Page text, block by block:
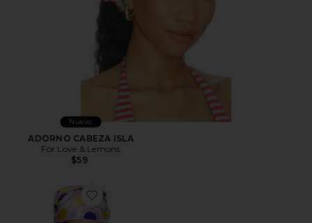
Nuevo
ADORNO CABEZA ISLA
For Love & Lemons
$59
Favorite PAÑUELO CHEMO CLUB